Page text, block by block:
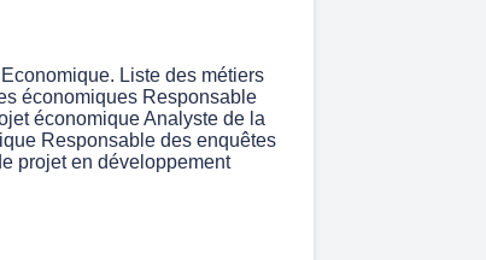
Liste des métiers
économiques Responsable
économique Analyste de la
Responsable des enquêtes
projet en développement